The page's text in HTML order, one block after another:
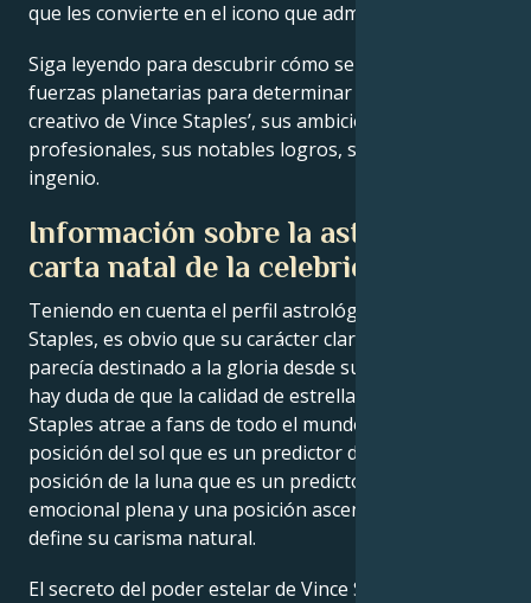
que les convierte en el icono que admiramos.
Siga leyendo para descubrir cómo se alinean las
fuerzas planetarias para determinar el genio
creativo de Vince Staples’, sus ambiciones
profesionales, sus notables logros, su sabiduría y su
ingenio.
Información sobre la astrología
carta natal de la celebridad
Teniendo en cuenta el perfil astrológico de Vince
Staples, es obvio que su carácter claramente potente
parecía destinado a la gloria desde su nacimiento. No
hay duda de que la calidad de estrella de Vince
Staples atrae a fans de todo el mundo con una
posición del sol que es un predictor de confianza, una
posición de la luna que es un predictor de una vida
emocional plena y una posición ascendente que
define su carisma natural.
El secreto del poder estelar de Vince Staples es una